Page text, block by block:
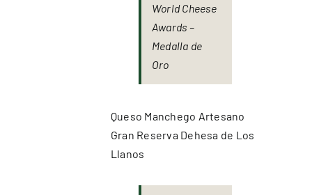
World Cheese
Awards –
Medalla de
Oro
Queso Manchego Artesano
Gran Reserva Dehesa de Los
Llanos